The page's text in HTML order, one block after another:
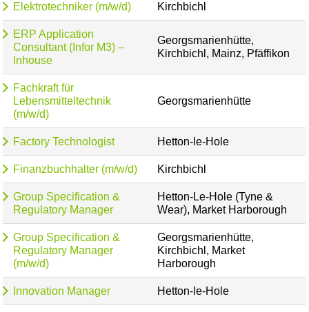
Elektrotechniker (m/w/d) Kirchbichl
ERP Application
Consultant (Infor M3) –
Inhouse
Georgsmarienhütte,
Kirchbichl, Mainz, Pfäffikon
Fachkraft für
Lebensmitteltechnik
(m/w/d)
Georgsmarienhütte
Factory Technologist Hetton-le-Hole
Finanzbuchhalter (m/w/d) Kirchbichl
Group Specification &
Regulatory Manager
Hetton-Le-Hole (Tyne &
Wear), Market Harborough
Group Specification &
Regulatory Manager
(m/w/d)
Georgsmarienhütte,
Kirchbichl, Market
Harborough
Innovation Manager Hetton-le-Hole